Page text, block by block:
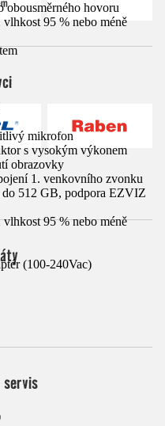
obousměrného hovoru
95 % nebo méně
mikrofon
s vysokým výkonem
obrazovky
1. venkovního zvonku
do 512 GB, podpora EZVIZ
95 % nebo méně
(100-240Vac)
servis